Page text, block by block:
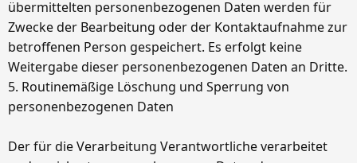
übermittelten personenbezogenen Daten werden für
Zwecke der Bearbeitung oder der Kontaktaufnahme zur
betroffenen Person gespeichert. Es erfolgt keine
Weitergabe dieser personenbezogenen Daten an Dritte.
5. Routinemäßige Löschung und Sperrung von
personenbezogenen Daten
Der für die Verarbeitung Verantwortliche verarbeitet